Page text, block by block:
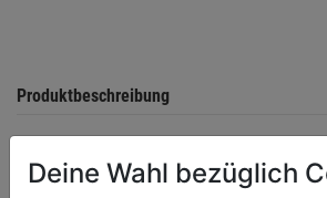
Produktbeschreibung
Kabel Kabel-DM: 5x2,5 mm Kabeltyp:
Deine Wahl bezüglich